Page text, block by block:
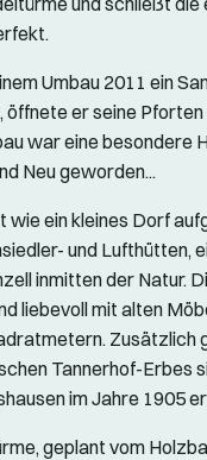
Umbau 2011 ein
öffnete er seine
war eine besondere
Neu geworden...
ein kleines Dorf
und Lufthütten,
inmitten der Natur.
liebevoll mit alten
Zusätzlich
Tannerhof-Erbes
im Jahre 1905
geplant vom